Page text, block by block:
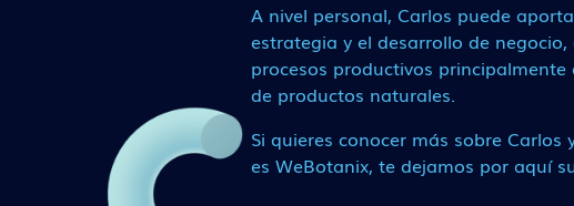
A nivel personal, Carlos puede
estrategia y el desarrollo de
procesos productivos
de productos naturales.
Si quieres conocer más sobre
es WeBotanix, te dejamos por aquí